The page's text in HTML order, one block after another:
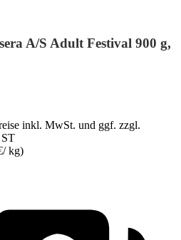
A/S Adult Festival 900 g,
inkl. MwSt. und ggf. zzgl.
ST
/ kg)